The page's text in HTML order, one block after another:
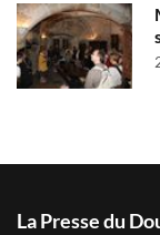
La Presse du